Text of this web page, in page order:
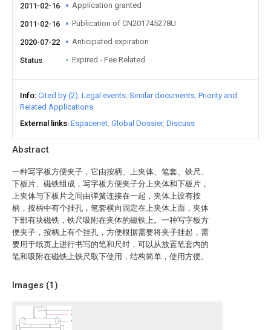
Abstract
一种写字板方便夹子，它由按柄、上夹体、笔套、铁尺、
下板片、磁铁组成，写字板方便夹子分上夹体和下板片，
上夹体与下板片之间由弹簧连接在一起，夹体上设有按
柄，按柄中有个挂孔，笔套横向固定在上夹体上面，夹体
下部有块磁铁，铁尺吸附在夹体的磁铁上。一种写字板方
便夹子，按柄上有个挂孔，方便根据需要将夹子挂起，需
要用于纸页上进行书写的笔和尺时，可以从放置笔套内的
笔和吸附在磁铁上铁尺取下使用，结构简单，使用方便。
Images (1)
2011-02-16 Application granted
2011-02-16 Publication of CN201745278U
2020-07-22 Anticipated expiration
Status Expired - Fee Related
Info Cited by (2) Legal events Similar documents Priority and
Related Applications
External links Espacenet Global Dossier Discuss